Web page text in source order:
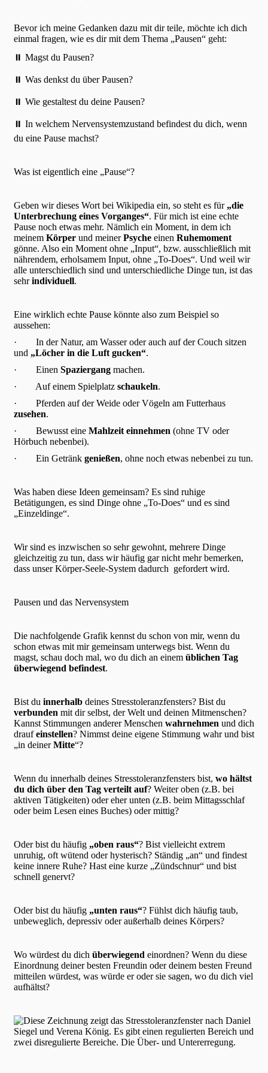
Bevor ich meine Gedanken dazu mit dir teile, möchte ich dich
einmal fragen, wie es dir mit dem Thema „Pausen“ geht:
⏸️ Magst du Pausen?
⏸️ Was denkst du über Pausen?
⏸️ Wie gestaltest du deine Pausen?
⏸️ In welchem Nervensystemzustand befindest du dich, wenn
du eine Pause machst?
Was ist eigentlich eine „Pause“?
Geben wir dieses Wort bei Wikipedia ein, so steht es für „die
Unterbrechung eines Vorganges“. Für mich ist eine echte
Pause noch etwas mehr. Nämlich ein Moment, in dem ich
meinem Körperund meinerPsycheeinen Ruhemoment
gönne. Also ein Moment ohne „Input“, bzw. ausschließlich mit
nährendem, erholsamem Input, ohne „To-Does“. Und weil wir
alle unterschiedlich sind und unterschiedliche Dinge tun, ist das
sehrindividuell.
Eine wirklich echte Pause könnte also zum Beispiel so
aussehen:
· In der Natur, am Wasser oder auch auf der Couch sitzen
und „Löcher in die Luft gucken“.
· Einen Spaziergangmachen.
· Auf einem Spielplatz schaukeln.
· Pferden auf der Weide oder Vögeln am Futterhaus
zusehen.
· Bewusst eine Mahlzeit einnehmen (ohne TV oder
Hörbuch nebenbei).
· Ein Getränk genießen, ohne noch etwas nebenbei zu tun.
Was haben diese Ideen gemeinsam? Es sind ruhige
Betätigungen, es sind Dinge ohne „To-Does“ und es sind
„Einzeldinge“.
Wir sind es inzwischen so sehr gewohnt, mehrere Dinge
gleichzeitig zu tun, dass wir häufig gar nicht mehr bemerken,
dass unser Körper-Seele-System dadurch gefordert wird.
Pausen und das Nervensystem
Die nachfolgende Grafik kennst du schon von mir, wenn du
schon etwas mit mir gemeinsam unterwegs bist. Wenn du
magst, schau doch mal, wo du dich an einem üblichen Tag
überwiegend befindest.
Bist du innerhalbdeines Stresstoleranzfensters? Bist du
verbunden mit dir selbst, der Welt und deinen Mitmenschen?
Kannst Stimmungen anderer Menschen wahrnehmen und dich
draufeinstellen? Nimmst deine eigene Stimmung wahr und bist
„in deinerMitte“?
Wenn du innerhalb deines Stresstoleranzfensters bist, wo hältst
du dich über den Tag verteilt auf? Weiter oben (z.B. bei
aktiven Tätigkeiten) oder eher unten (z.B. beim Mittagsschlaf
oder beim Lesen eines Buches) oder mittig?
Oder bist du häufig „oben raus“? Bist vielleicht extrem
unruhig, oft wütend oder hysterisch? Ständig „an“ und findest
keine innere Ruhe? Hast eine kurze „Zündschnur“ und bist
schnell genervt?
Oder bist du häufig „unten raus“? Fühlst dich häufig taub,
unbeweglich, depressiv oder außerhalb deines Körpers?
Wo würdest du dich überwiegend einordnen? Wenn du diese
Einordnung deiner besten Freundin oder deinem besten Freund
mitteilen würdest, was würde er oder sie sagen, wo du dich viel
aufhältst?